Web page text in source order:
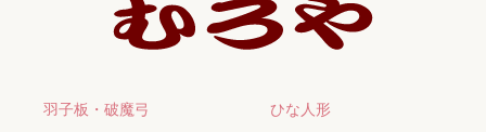
羽子板・破魔弓 ひな人形